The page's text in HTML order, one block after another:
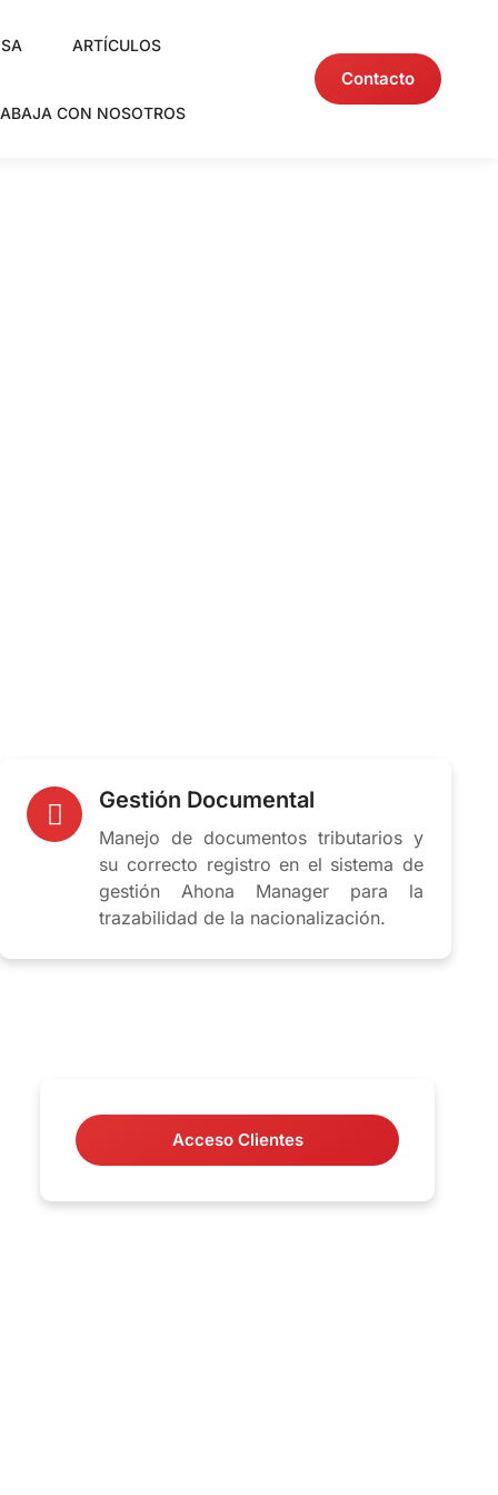
ARTÍCULOS
CON NOSOTROS
Contacto
Gestión Documental
Manejo de documentos tributarios y
su correcto registro en el sistema de
gestión Ahona Manager para la
trazabilidad de la nacionalización.
Acceso Clientes